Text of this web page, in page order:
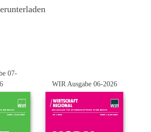
07-
WIR Ausgabe 06-2026